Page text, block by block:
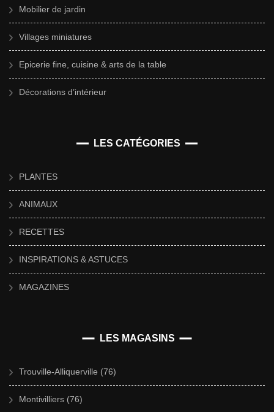
Mobilier de jardin
Villages miniatures
Epicerie fine, cuisine & arts de la table
Décorations d’intérieur
LES CATÉGORIES
PLANTES
ANIMAUX
RECETTES
INSPIRATIONS & ASTUCES
MAGAZINES
LES MAGASINS
Trouville-Alliquerville (76)
Montivilliers (76)